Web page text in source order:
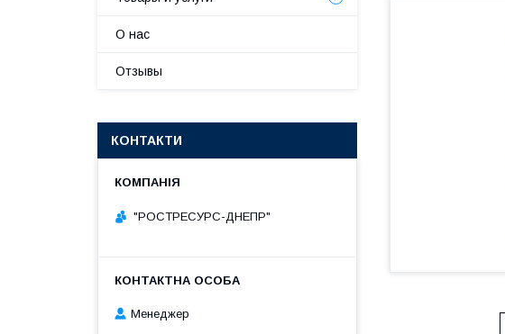
О нас
Отзывы
КОНТАКТИ
"РОСТРЕСУРС-ДНЕПР"
Менеджер